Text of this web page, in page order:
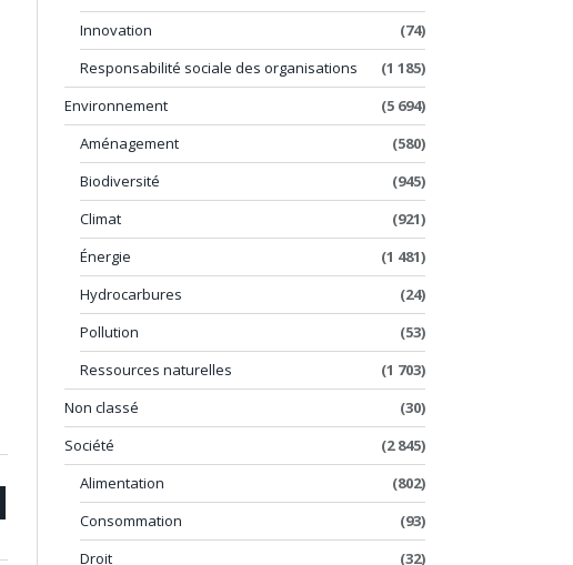
Innovation
(74)
Responsabilité sociale des organisations
(1 185)
Environnement
(5 694)
Aménagement
(580)
Biodiversité
(945)
Climat
(921)
Énergie
(1 481)
Hydrocarbures
(24)
Pollution
(53)
Ressources naturelles
(1 703)
Non classé
(30)
Société
(2 845)
Alimentation
(802)
Consommation
(93)
Droit
(32)